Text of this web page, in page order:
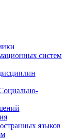
систем
языков